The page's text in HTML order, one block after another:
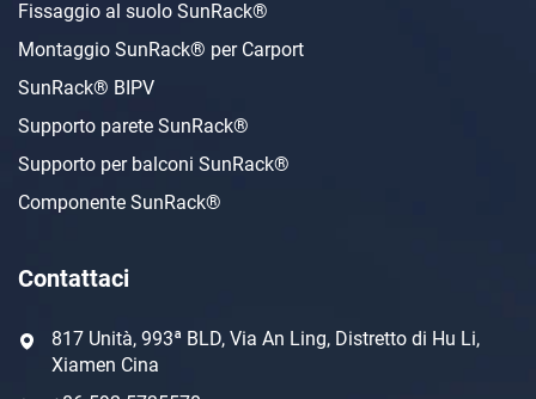
Fissaggio al suolo SunRack®
Montaggio SunRack® per Carport
SunRack® BIPV
Supporto parete SunRack®
Supporto per balconi SunRack®
Componente SunRack®
Contattaci
817 Unità, 993ª BLD, Via An Ling, Distretto di Hu Li,
Xiamen Cina